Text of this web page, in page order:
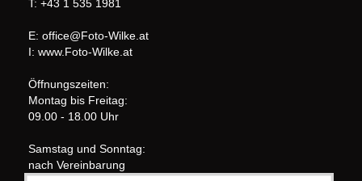
T: +43 1 535 1981
E: office@Foto-Wilke.at
I: www.Foto-Wilke.at
Öffnungszeiten:
Montag bis Freitag:
09.00 - 18.00 Uhr
Samstag und Sonntag:
nach Vereinbarung